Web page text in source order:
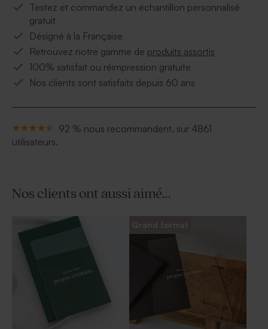
Testez et commandez un échantillon personnalisé
gratuit
Désigné à la Française
Retrouvez notre gamme de produits assortis
100% satisfait ou réimpression gratuite
Nos clients sont satisfaits depuis 60 ans
92 % nous recommandent, sur 4861
utilisateurs.
Nos clients ont aussi aimé...
Grand format